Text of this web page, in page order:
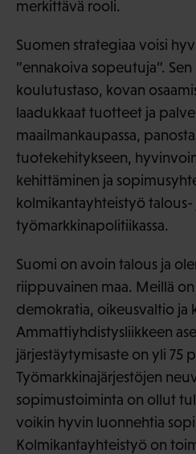
merkittävä rooli.
Suomen strategiaa voisi
”ennakoiva sopeutuja”.
koulutustaso, kovan
laadukkaat tuotteet ja
maailmankaupassa,
tuotekehitykseen,
kehittäminen ja
kolmikantayhteistyö talous-
työmarkkinapolitiikassa.
Suomi on avoin talous ja
riippuvainen maa. Meillä
demokratia, oikeusvaltio ja
Ammattiyhdistysliikkeen
järjestäytymisaste on yli 75
Työmarkkinajärjestöjen
sopimustoiminta on ollut
voikin hyvin luonnehtia
Kolmikantayhteistyö on